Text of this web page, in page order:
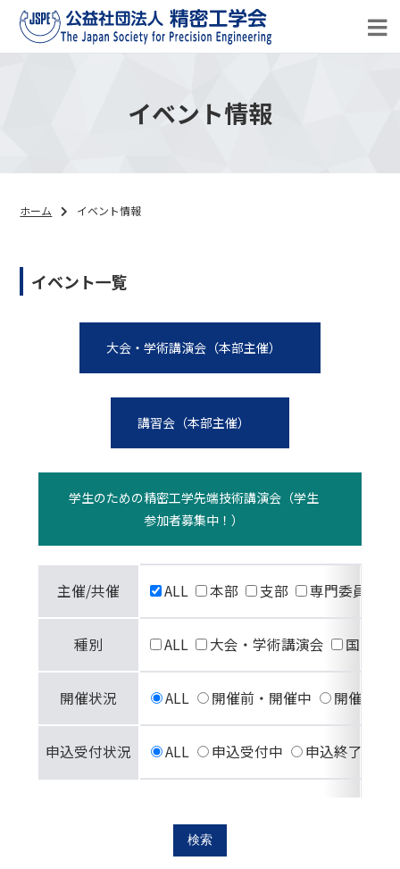
イベント情報
ホーム イベント情報
イベント一覧
大会・学術講演会（本部主催）
講習会（本部主催）
学生のための精密工学先端技術講演会（学生
参加者募集中！）
主催/共催 ALL 本部 支部 専門委員会
種別 ALL 大会・学術講演会 国際会
開催状況 ALL 開催前・開催中 開催終了
申込受付状況 ALL 申込受付中 申込終了
検索